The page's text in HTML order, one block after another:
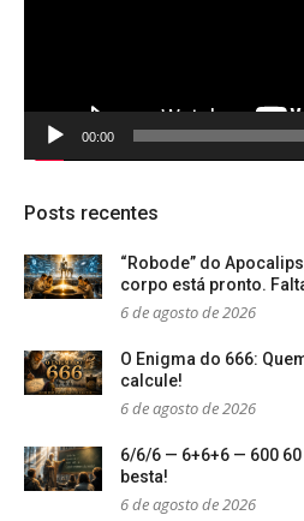
00:00
Posts recentes
“Robode” do
corpo está pronto.
6 de agosto de 2026
O Enigma do 666:
calcule!
6 de agosto de 2026
6/6/6 — 6+6+6 — 600
besta!
6 de agosto de 2026